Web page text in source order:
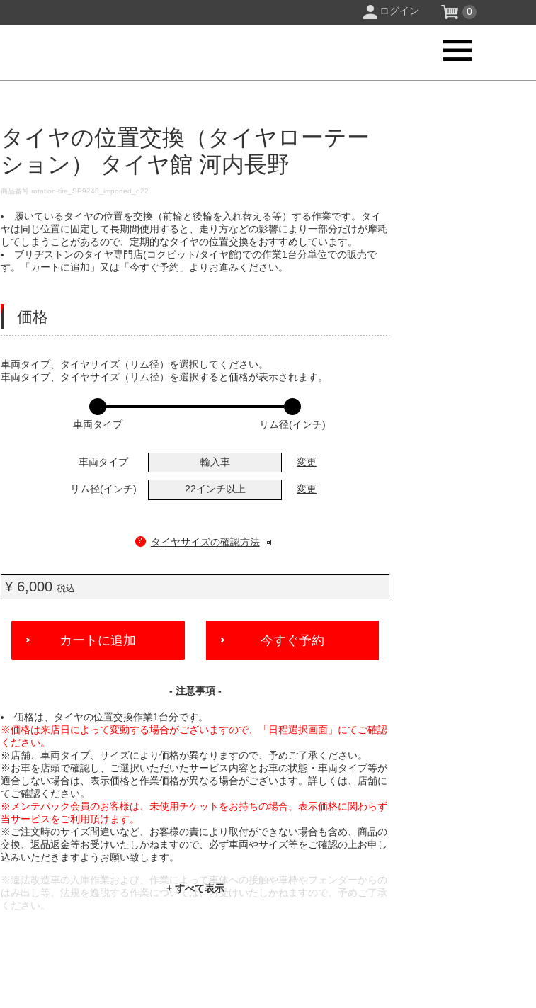
ログイン 0
タイヤの位置交換（タイヤローテー
ション） タイヤ館 河内長野
DETAILS
商品番号 rotation-tire_SP9248_imported_o22
履いているタイヤの位置を交換（前輪と後輪を入れ替える等）する作業です。タイ
ヤは同じ位置に固定して長期間使用すると、走り方などの影響により一部分だけが摩耗
してしまうことがあるので、定期的なタイヤの位置交換をおすすめしています。
ブリヂストンのタイヤ専門店(コクピット/タイヤ館)での作業1台分単位での販売で
す。「カートに追加」又は「今すぐ予約」よりお進みください。
価格
VARIATIONS
車両タイプ、タイヤサイズ（リム径）を選択してください。
車両タイプ、タイヤサイズ（リム径）を選択すると価格が表示されます。
車両タイプ リム径(インチ)
車両タイプ 輸入車 変更
リム径(インチ) 22インチ以上 変更
? タイヤサイズの確認方法
¥ 6,000税込
ADD
CART
カートに追加 今すぐ予約
- 注意事項 -
価格は、タイヤの位置交換作業1台分です。
※価格は来店日によって変動する場合がございますので、「日程選択画面」にてご確認
ください。
※店舗、車両タイプ、サイズにより価格が異なりますので、予めご了承ください。
※お車を店頭で確認し、ご選択いただいたサービス内容とお車の状態・車両タイプ等が
適合しない場合は、表示価格と作業価格が異なる場合がございます。詳しくは、店舗に
てご確認ください。
※メンテパック会員のお客様は、未使用チケットをお持ちの場合、表示価格に関わらず
当サービスをご利用頂けます。
※ご注文時のサイズ間違いなど、お客様の責により取付ができない場合も含め、商品の
交換、返品返金等お受けいたしかねますので、必ず車両やサイズ等をご確認の上お申し
込みいただきますようお願い致します。
※違法改造車の入庫作業および、作業によって車体への接触や車枠やフェンダーからの
はみ出し等、法規を逸脱する作業については、お受けいたしかねますので、予めご了承
ください。